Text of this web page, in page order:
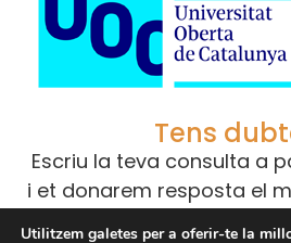
Tens
Escriu la teva consulta a
i et donarem resposta el
Utilitzem galetes per a oferir-te la